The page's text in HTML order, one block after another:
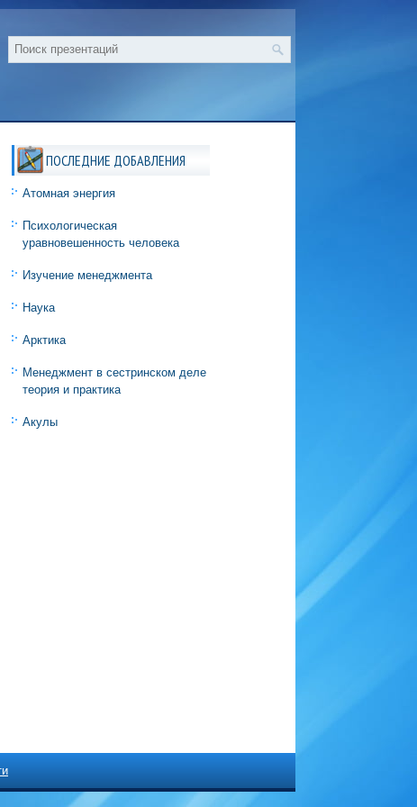
ПОСЛЕДНИЕ ДОБАВЛЕНИЯ
Атомная энергия
Психологическая
уравновешенность человека
Изучение менеджмента
Наука
Арктика
Менеджмент в сестринском деле
теория и практика
Акулы